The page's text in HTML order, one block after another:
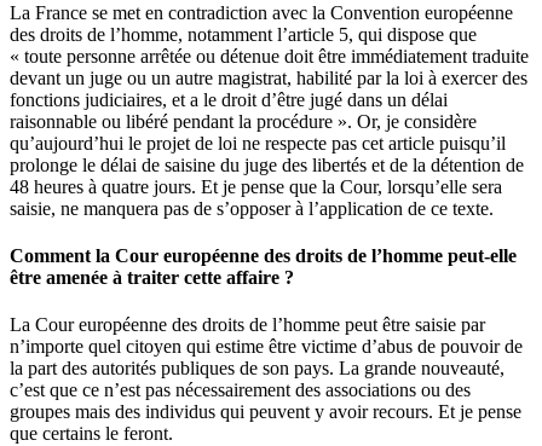
La France se met en contradiction avec la Convention européenne
des droits de l’homme, notamment l’article 5, qui dispose que
« toute personne arrêtée ou détenue doit être immédiatement traduite
devant un juge ou un autre magistrat, habilité par la loi à exercer des
fonctions judiciaires, et a le droit d’être jugé dans un délai
raisonnable ou libéré pendant la procédure ». Or, je considère
qu’aujourd’hui le projet de loi ne respecte pas cet article puisqu’il
prolonge le délai de saisine du juge des libertés et de la détention de
48 heures à quatre jours. Et je pense que la Cour, lorsqu’elle sera
saisie, ne manquera pas de s’opposer à l’application de ce texte.
Comment la Cour européenne des droits de l’homme peut-elle
être amenée à traiter cette affaire ?
La Cour européenne des droits de l’homme peut être saisie par
n’importe quel citoyen qui estime être victime d’abus de pouvoir de
la part des autorités publiques de son pays. La grande nouveauté,
c’est que ce n’est pas nécessairement des associations ou des
groupes mais des individus qui peuvent y avoir recours. Et je pense
que certains le feront.